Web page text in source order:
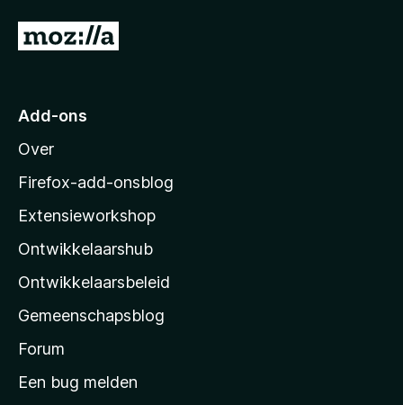
N
r
o
z
l
l
a
s
s
t
Add-ons
Over
Firefox-add-onsblog
Extensieworkshop
Ontwikkelaarshub
Ontwikkelaarsbeleid
Gemeenschapsblog
Forum
Een bug melden